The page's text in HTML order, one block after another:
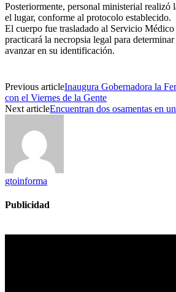
Posteriormente, personal ministerial realizó
el lugar, conforme al protocolo establecido.
El cuerpo fue trasladado al Servicio Médico
practicará la necropsia legal para
avanzar en su identificación.
Previous articleInaugura Gobernadora la
con el Viernes de la Gente
Next articleEncuentran dos osamentas en
gtoinforma
Publicidad